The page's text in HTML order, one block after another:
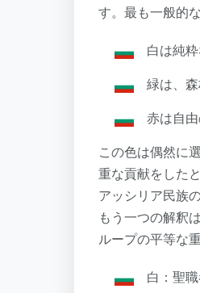
す。最も一般的
白は純
緑は、
赤は自
この色は偶然に
重な貢献をした
アッシリア民族
もう一つの解釈
ループの平等な
白：聖